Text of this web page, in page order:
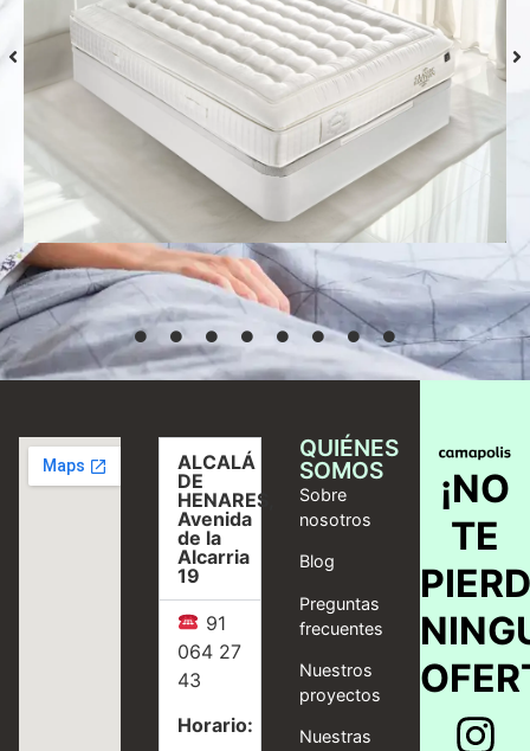
Colchón S-Grafeno Hannes
Desde 769,00 €
Seleccionar
opciones
ALCALÁ
DE
HENARES,
Avenida
de la
Alcarria
19
91
064 27
43
Horario:
QUIÉNES
SOMOS
Sobre
nosotros
Blog
Preguntas
frecuentes
Nuestros
proyectos
Nuestras
¡NO
TE